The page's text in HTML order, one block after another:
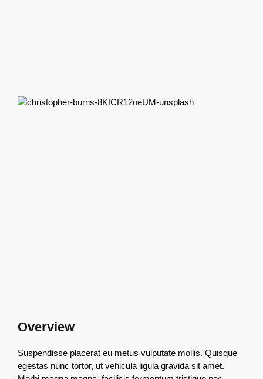
Overview
Suspendisse placerat eu metus vulputate mollis. Quisque
egestas nunc tortor, ut vehicula ligula gravida sit amet.